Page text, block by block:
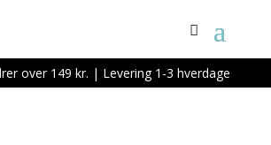
over 149 kr. | Levering 1-3 hverdage